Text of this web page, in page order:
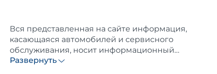
Вся представленная на сайте информация,
касающаяся автомобилей и сервисного
обслуживания, носит информационный
характер и не является публичной офертой.
Развернуть